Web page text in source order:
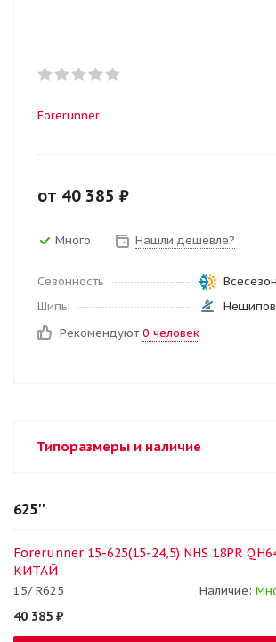
Forerunner
от 40 385 ₽
Много Нашли дешевле?
Сезонность
Шипы
Рекомендуют 0 человек
Типоразмеры и наличие
625''
Forerunner 15-625(15-24,5) NHS 18PR
КИТАЙ
15/ R625 Наличие:
40 385 ₽